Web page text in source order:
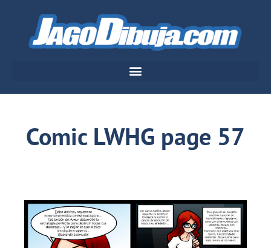
Comic LWHG page 57